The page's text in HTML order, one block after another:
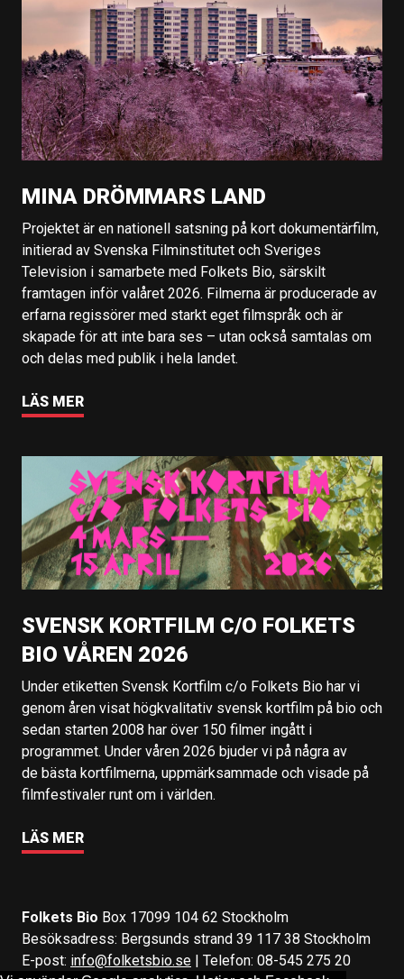
MINA DRÖMMARS LAND
Projektet är en nationell satsning på kort dokumentärfilm,
initierad av Svenska Filminstitutet och Sveriges
Television i samarbete med Folkets Bio, särskilt
framtagen inför valåret 2026. Filmerna är producerade av
erfarna regissörer med starkt eget filmspråk och är
skapade för att inte bara ses – utan också samtalas om
och delas med publik i hela landet.
LÄS MER
SVENSK KORTFILM C/O FOLKETS
BIO VÅREN 2026
Under etiketten Svensk Kortfilm c/o Folkets Bio har vi
genom åren visat högkvalitativ svensk kortfilm på bio och
sedan starten 2008 har över 150 filmer ingått i
programmet. Under våren 2026 bjuder vi på några av
de bästa kortfilmerna, uppmärksammade och visade på
filmfestivaler runt om i världen.
LÄS MER
Folkets Bio Box 17099 104 62 Stockholm
Besöksadress: Bergsunds strand 39 117 38 Stockholm
E-post: info@folketsbio.se | Telefon: 08-545 275 20